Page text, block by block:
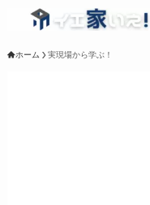
ホーム 実現場から学ぶ！